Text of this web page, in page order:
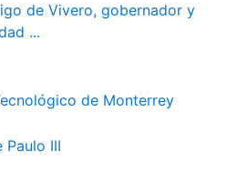
de Vivero, gobernador y
...
de Monterrey
Paulo III